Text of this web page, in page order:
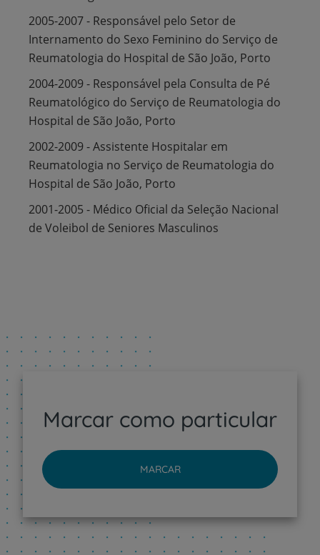
2005-2007 - Responsável pelo Setor de
Internamento do Sexo Feminino do Serviço de
Reumatologia do Hospital de São João, Porto
2004-2009 - Responsável pela Consulta de Pé
Reumatológico do Serviço de Reumatologia do
Hospital de São João, Porto
2002-2009 - Assistente Hospitalar em
Reumatologia no Serviço de Reumatologia do
Hospital de São João, Porto
2001-2005 - Médico Oficial da Seleção Nacional
de Voleibol de Seniores Masculinos
Marcar como particular
MARCAR